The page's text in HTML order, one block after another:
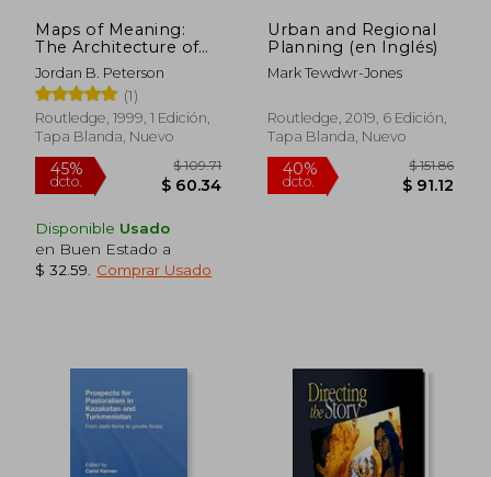
Maps of Meaning:
The Architecture of
Belief (en Inglés)
Jordan B. Peterson
(1)
Routledge, 1999, 1 Edición,
Tapa Blanda, Nuevo
Disponible Usado
en Buen Estado a
$ 32.59
Comprar Usado
Urban and Regional
Planning (en Inglés)
Mark Tewdwr-Jones
Routledge, 2019, 6 Edición,
Tapa Blanda, Nuevo